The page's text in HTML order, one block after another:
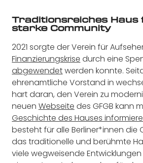
Traditionsreiches Haus
starke Community
2021 sorgte der Verein für
Finanzierungskrise durch eine
abgewendetwerden konnte.
ehrenamtliche Vorstand in
hart daran, den Verein zu
neuen Webseite des GFGB kann
Geschichte des Hauses
besteht für alle Berliner*innen die
das traditionelle und berühmte
viele wegweisende